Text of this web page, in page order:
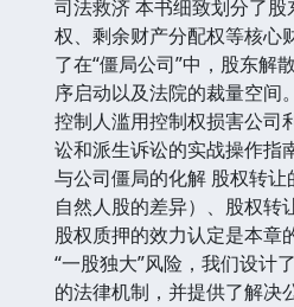
司法救济 本书细致划分了
权、剩余财产分配权等核心
了在“僵局公司”中，股东解
序启动以及法院的裁量空间
控制人滥用控制权损害公司
讼和派生诉讼的实战操作指
与公司僵局的化解 股权转
自然人股的差异）、股权转
股权质押的效力认定是本章
“一股独大”风险，我们设计
的法律机制，并提供了解决